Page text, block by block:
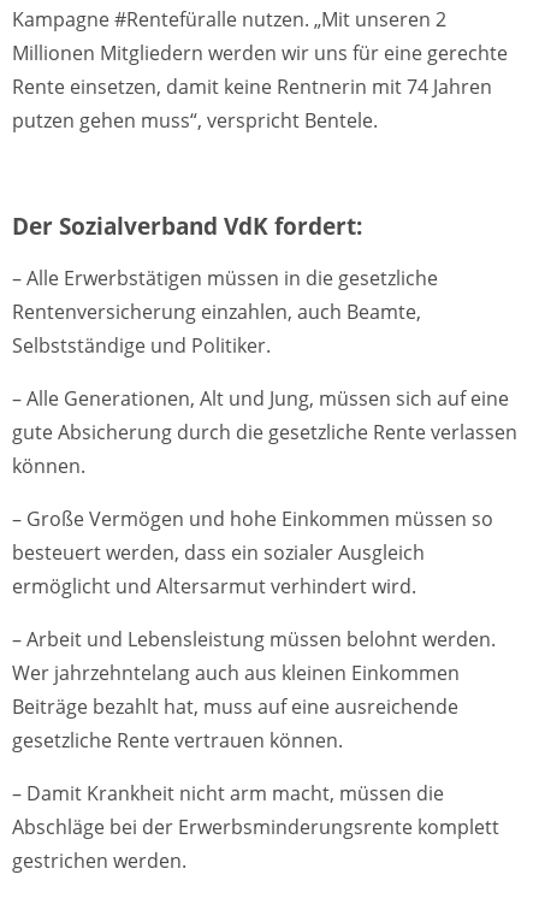
Kampagne #Rentefüralle nutzen. „Mit unseren 2
Millionen Mitgliedern werden wir uns für eine gerechte
Rente einsetzen, damit keine Rentnerin mit 74 Jahren
putzen gehen muss“, verspricht Bentele.
Der Sozialverband VdK fordert:
– Alle Erwerbstätigen müssen in die gesetzliche
Rentenversicherung einzahlen, auch Beamte,
Selbstständige und Politiker.
– Alle Generationen, Alt und Jung, müssen sich auf eine
gute Absicherung durch die gesetzliche Rente verlassen
können.
– Große Vermögen und hohe Einkommen müssen so
besteuert werden, dass ein sozialer Ausgleich
ermöglicht und Altersarmut verhindert wird.
– Arbeit und Lebensleistung müssen belohnt werden.
Wer jahrzehntelang auch aus kleinen Einkommen
Beiträge bezahlt hat, muss auf eine ausreichende
gesetzliche Rente vertrauen können.
– Damit Krankheit nicht arm macht, müssen die
Abschläge bei der Erwerbsminderungsrente komplett
gestrichen werden.